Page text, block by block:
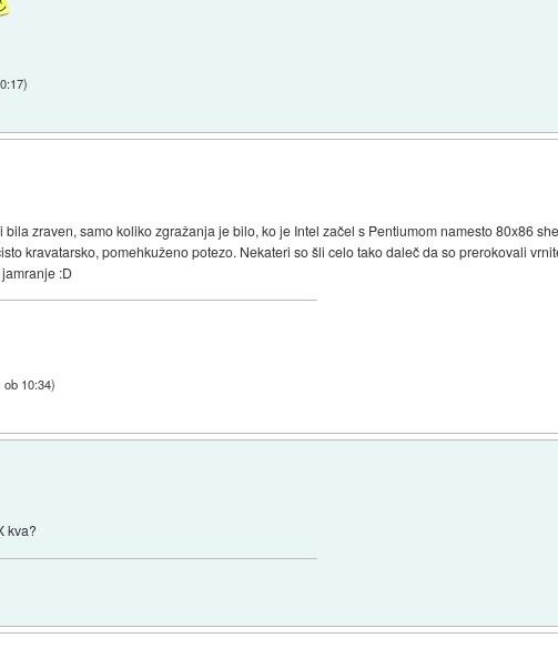
)
bila zraven, samo koliko zgražanja je bilo, ko je Intel začel s Pentiumom namesto 80x86
kravatarsko, pomehkuženo potezo. Nekateri so šli celo tako daleč da so prerokovali
:D
ob 10:34)
kva?